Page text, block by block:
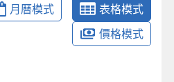
月曆模式
表格模式
價格模式